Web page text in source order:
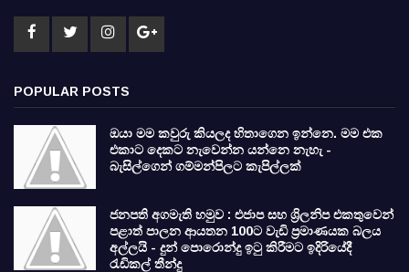
POPULAR POSTS
ඔයා මම කවුරු කියලද හිතාගෙන ඉන්නෙ. මම එක
එකාට දෙකට නැවෙන්න යන්නෙ නැහැ -
බැසිල්ගෙන් ගම්මන්පිලට කැපිල්ලක්
ජනපති අගමැති හමුව : එජාප සහ ශ්‍රිලනිප එකතුවෙන්
පළාත් පාලන ආයතන 100ට වැඩි ප්‍රමාණයක බලය
අල්ලයි - දුන් පොරොන්දු ඉටු කිරීමට ඉදිරියේදී
රැඩිකල් තීන්දු